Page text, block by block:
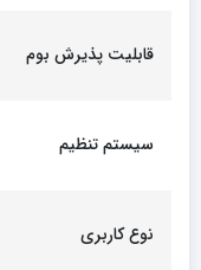
قابلیت پذیرش بوم
سیستم تنظیم
نوع کاربری